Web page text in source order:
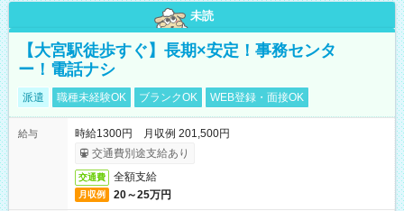
未読
【大宮駅徒歩すぐ】長期×安定！事務センタ
ー！電話ナシ
派遣 職種未経験OK ブランクOK WEB登録・面接OK
給与
時給1300円 月収例 201,500円
交通費別途支給あり
交通費 全額支給
月収例 20～25万円